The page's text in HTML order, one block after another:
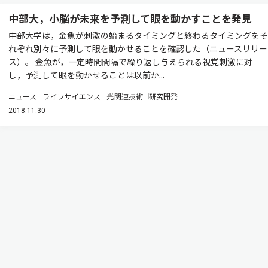
中部大，小脳が未来を予測して眼を動かすことを発見
中部大学は，金魚が刺激の始まるタイミングと終わるタイミングをそ
れぞれ別々に予測して眼を動かせることを確認した（ニュースリリー
ス）。 金魚が，一定時間間隔で繰り返し与えられる視覚刺激に対
し，予測して眼を動かせることは以前か...
ニュース ライフサイエンス 光関連技術 研究開発
2018.11.30